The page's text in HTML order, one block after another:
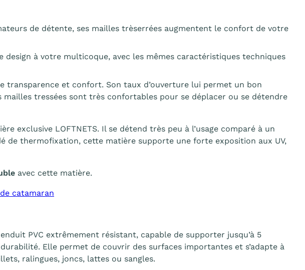
de détente, ses mailles trèserrées augmentent le confort de votre
design à votre multicoque, avec les mêmes caractéristiques techniques
transparence et confort. Son taux d’ouverture lui permet un bon
mailles tressées sont très confortables pour se déplacer ou se détendre
exclusive LOFTNETS. Il se détend très peu à l’usage comparé à un
de thermofixation, cette matière supporte une forte exposition aux UV,
avec cette matière.
catamaran
PVC extrêmement résistant, capable de supporter jusqu’à 5
Elle permet de couvrir des surfaces importantes et s’adapte à
ralingues, joncs, lattes ou sangles.